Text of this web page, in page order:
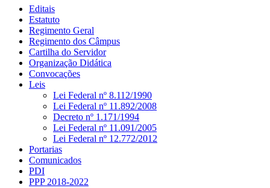
Editais
Estatuto
Regimento Geral
Regimento dos Câmpus
Cartilha do Servidor
Organização Didática
Convocações
Leis
Lei Federal nº 8.112/1990
Lei Federal nº 11.892/2008
Decreto nº 1.171/1994
Lei Federal nº 11.091/2005
Lei Federal nº 12.772/2012
Portarias
Comunicados
PDI
PPP 2018-2022